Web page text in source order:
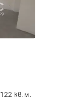
122 кв.м.